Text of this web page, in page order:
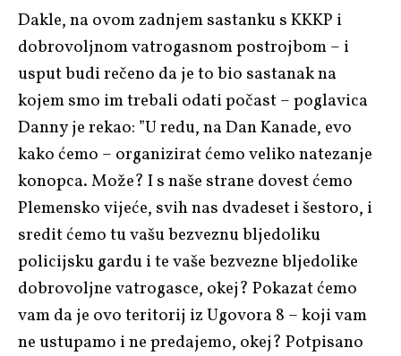
Dakle, na ovom zadnjem sastanku s KKKP i
dobrovoljnom vatrogasnom postrojbom – i
usput budi rečeno da je to bio sastanak na
kojem smo im trebali odati počast – poglavica
Danny je rekao: ”U redu, na Dan Kanade, evo
kako ćemo – organizirat ćemo veliko natezanje
konopca. Može? I s naše strane dovest ćemo
Plemensko vijeće, svih nas dvadeset i šestoro, i
sredit ćemo tu vašu bezveznu bljedoliku
policijsku gardu i te vaše bezvezne bljedolike
dobrovoljne vatrogasce, okej? Pokazat ćemo
vam da je ovo teritorij iz Ugovora 8 – koji vam
ne ustupamo i ne predajemo, okej? Potpisano